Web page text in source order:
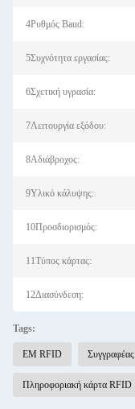
4Ρυθμός Baud:
5Συχνότητα εργασίας:
6Σχετική υγρασία:
7Λειτουργία εξόδου:
8Αδιάβροχος:
9Υλικό κάλυψης:
10Προσδιορισμός:
11Τύπος κάρτας:
12Διασύνδεση:
Tags:
ΕΜ RFID
Πληροφοριακή κάρτα RFID